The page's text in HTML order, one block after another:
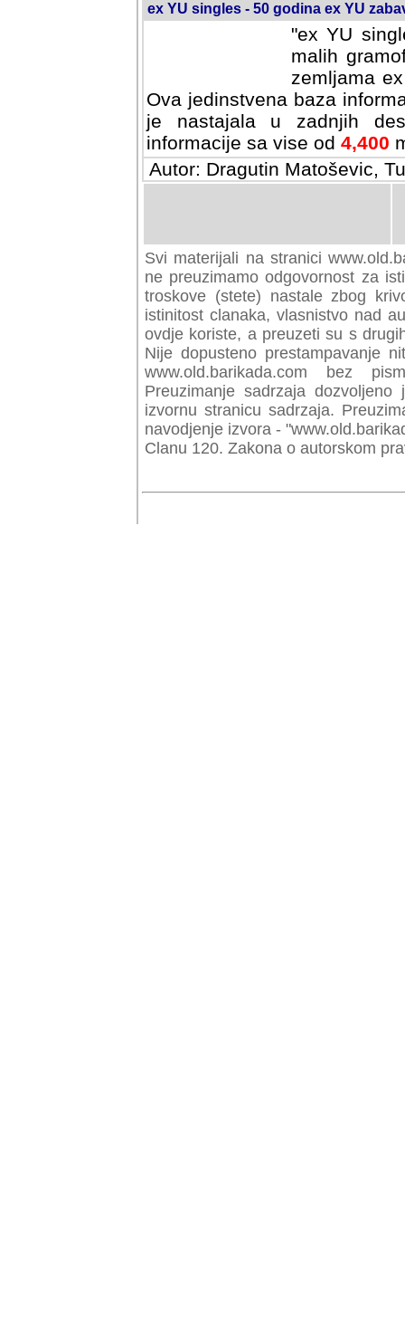
ex YU singles - 50 godina ex YU
"ex YU
malih
zemljama
Ova jedinstvena baza
je nastajala u zadnjih
informacije sa vise od 4,400
Autor: Dragutin Matoševic,
Svi materijali na stranici
preuzimamo odgovornost za
troskove (stete) nastale zbog
istinitost clanaka, vlasnistvo nad
ovdje koriste, a preuzeti su s
Nije dopusteno prestampavanje
www.old.barikada.com bez
Preuzimanje sadrzaja
izvornu stranicu sadrzaja.
navodjenje izvora -
Clanu 120. Zakona o autorskom